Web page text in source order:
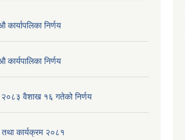
निर्णय
कार्यपालिका निर्णय
२०८३ वैशाख १६ गतेको निर्णय
तथा कार्यक्रम २०८१